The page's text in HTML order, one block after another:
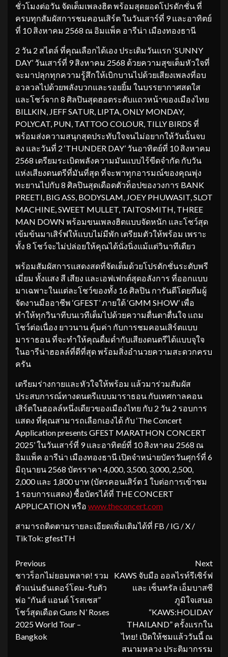
ชั่วโมงต่อวัน จัดเต็มเพลงฮิต พร้อมสุดยอดโปรดักชั่น ที่
ครบทุกสัมผัสการชมคอนเสิร์ต ในวันเสาร์ที่ 9 และอาทิตย์
ที่ 10 สิงหาคม 2568 ณ อิมแพ็ค อารีน่า เมืองทองธานี
2 วัน 2 สไตล์ ที่คุณเลือกได้เอง ประเดิมวันแรก ‘SUNNY
DAY’ วันเสาร์ที่ 9 สิงหาคม 2568 ด้วยความสุขเต็มหัวใจที่
จะมาปลุกทุกความรู้สึกให้เบิกบานไปด้วยเสียงเพลงที่อบ
อวลวลไปด้วยพลังบวกและรอยยิ้ม ในบรรยากาศสดใส
และโชว์จาก 8 ศิลปินสุดฮอตระดับแถวหน้าของเมืองไทย
BILLKIN, JEFF SATUR, LIPTA, ONLY MONDAY,
POLYCAT, PUN, TATTOO COLOUR, TILLY BIRDS ที่
พร้อมส่งความสนุกสุดประทับใจจนไม่อยากให้วันนั้นจบ
ลง และวันที่ 2 ‘THUNDER DAY’ วันอาทิตย์ที่ 10 สิงหาคม
2568 เตรียมระเบิดพลังความมันแบบไร้ขีดจำกัด กับวัน
แห่งเสียงดนตรีที่มันที่สุด ที่จะพาทุกอารมณ์ของคุณพุ่ง
ทะยานไปกับ 8 ศิลปินสุดเดือดตัวท็อปของวงการ BANK
PREETI, BIG ASS, BODYSLAM, JOEY PHUWASIT, SLOT
MACHINE, SWEET MULLET, TAITOSMITH, THREE
MAN DOWN พร้อมขนเพลงฮิตแบบจัดหนัก และโชว์สุด
เข้มข้นมาเสิร์ฟให้แบบไม่มีพัก เตรียมตัวให้พร้อม เพราะ
ทั้ง 8 โชว์จะไม่ปล่อยให้คุณได้นั่งนิ่งแม้แต่วินาทีเดียว
พร้อมสัมผัสการแสดงสดที่จัดเต็มด้วยโปรดักชั่นระดับพรี
เมี่ยม ทั้งแสง สี เสียง และเอฟเฟกต์สุดอลังการ ที่ออกแบบ
มาเฉพาะในแต่ละโชว์ของทั้ง 16 ศิลปิน การันตีโดยทีมผู้
จัดงานมืออาชีพ ‘GFEST’ ภายใต้ ‘GMM SHOW’ เพื่อ
ทำให้ทุกวินาทีบนเวทีเต็มไปด้วยความตื่นตาตื่นใจ แถม
โชว์ต่อเนื่อง ยาวนาน คุ้มค่า กับการชมคอนเสิร์ตแบบ
มาราธอน ที่จะทำให้คุณดื่มด่ำกับเสียงดนตรีได้แบบจุใจ
ในอารีน่าฮอลล์ที่ดีที่สุด พร้อมสิ่งอำนวยความสะดวกครบ
ครัน
เตรียมร่างกายและหัวใจให้พร้อม แล้วมาร่วมสัมผัส
ประสบการณ์ทางดนตรีแบบมาราธอน กับเทศกาลคอน
เสิร์ตในฮอลล์หนึ่งเดียวของเมืองไทย กับ 2 วัน 2 รอบการ
แสดง ที่คุณสามารถเลือกเองได้ กับ ‘The Concert
Application presents GFEST MARATHON CONCERT
2025’ ในวันเสาร์ที่ 9 และอาทิตย์ที่ 10 สิงหาคม 2568 ณ
อิมแพ็ค อารีน่า เมืองทองธานี เปิดจำหน่ายบัตรวันศุกร์ที่ 6
มิถุนายน 2568 บัตรราคา 4,000, 3,500, 3,000, 2,500,
2,000 และ 1,800 บาท (บัตรคอนเสิร์ต 1 ใบต่อการเข้าชม
1 รอบการแสดง) ซื้อบัตรได้ที่ THE CONCERT
APPLICATION หรือ www.theconcert.com
สามารถติดตามรายละเอียดเพิ่มเติมได้ที่ FB / IG / X /
TikTok: gfestTH
Continue
Reading
Previous
ชาวร็อกไม่ยอมพลาด! รวม
ตัวแน่นธันเดอร์โดม-รับตัว
พ่อ “กันส์ แอนด์ โรสเซส”
โชว์สุดเดือด Guns N’ Roses
2025 World Tour –
Bangkok
Next
KAWS จับมือ ออลไรท์รีเซิร์ฟ
และ เซ็นทรัล เอ็มบาสซี
ภูมิใจเสนอ
“KAWS:HOLIDAY
THAILAND” ครั้งแรกใน
ไทย! เปิดให้ชมแล้ววันนี้ ณ
สนามหลวง ประติมากรรม